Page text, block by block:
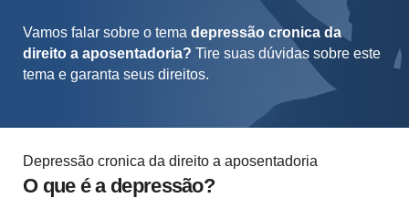
Vamos falar sobre o tema depressão cronica da
direito a aposentadoria? Tire suas dúvidas sobre este
tema e garanta seus direitos.
Depressão cronica da direito a aposentadoria
O que é a depressão?